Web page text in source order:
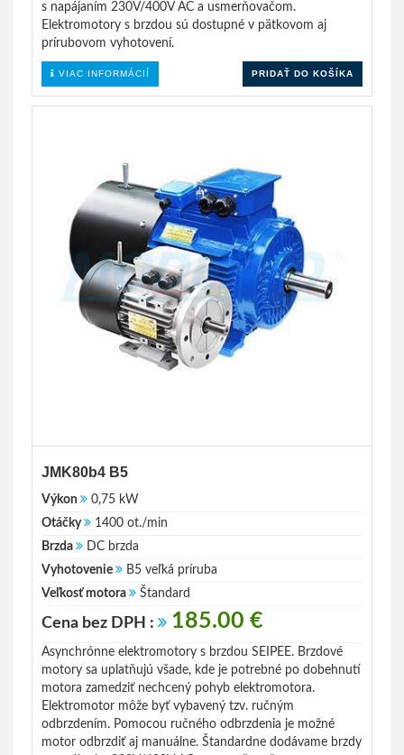
s napájaním 230V/400V AC a usmerňovačom.
Elektromotory s brzdou sú dostupné v pätkovom aj
prírubovom vyhotovení.
VIAC INFORMÁCIÍ PRIDAŤ DO KOŠÍKA
JMK80b4 B5
Výkon
0,75 kW
Otáčky
1400 ot./min
Brzda
DC brzda
Vyhotovenie
B5 veľká príruba
Veľkosť motora
Štandard
Cena bez DPH : 185.00 €
Asynchrónne elektromotory s brzdou SEIPEE. Brzdové
motory sa uplatňujú všade, kde je potrebné po dobehnutí
motora zamedziť nechcený pohyb elektromotora.
Elektromotor môže byť vybavený tzv. ručným
odbrzdením. Pomocou ručného odbrzdenia je možné
motor odbrzdiť aj manuálne. Štandardne dodávame brzdy